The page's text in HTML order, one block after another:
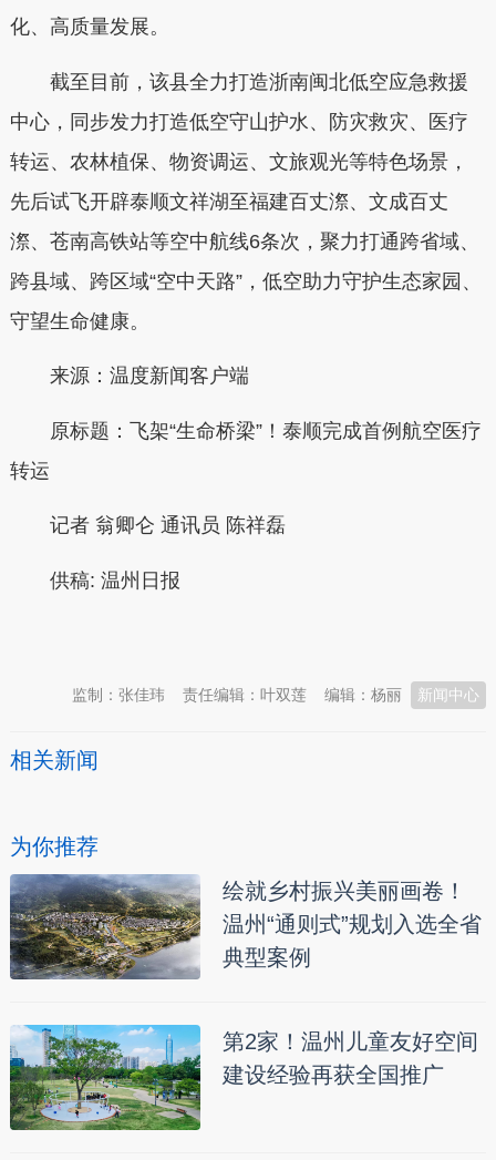
化、高质量发展。
截至目前，该县全力打造浙南闽北低空应急救援
中心，同步发力打造低空守山护水、防灾救灾、医疗
转运、农林植保、物资调运、文旅观光等特色场景，
先后试飞开辟泰顺文祥湖至福建百丈漈、文成百丈
漈、苍南高铁站等空中航线6条次，聚力打通跨省域、
跨县域、跨区域“空中天路”，低空助力守护生态家园、
守望生命健康。
来源：温度新闻客户端
原标题：飞架“生命桥梁”！泰顺完成首例航空医疗
转运
记者 翁卿仑 通讯员 陈祥磊
供稿: 温州日报
新闻中心
编辑：杨丽
责任编辑：叶双莲
监制：张佳玮
相关新闻
为你推荐
绘就乡村振兴美丽画卷！
温州“通则式”规划入选全省
典型案例
第2家！温州儿童友好空间
建设经验再获全国推广